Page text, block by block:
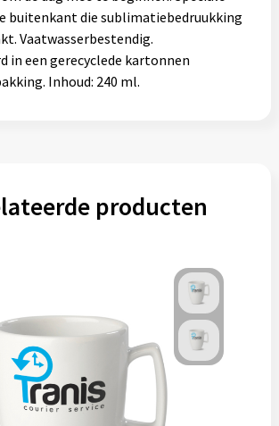
buitenkant die sublimatiebedruukking
Vaatwasserbestendig.
in een gerecyclede kartonnen
Inhoud: 240 ml.
producten